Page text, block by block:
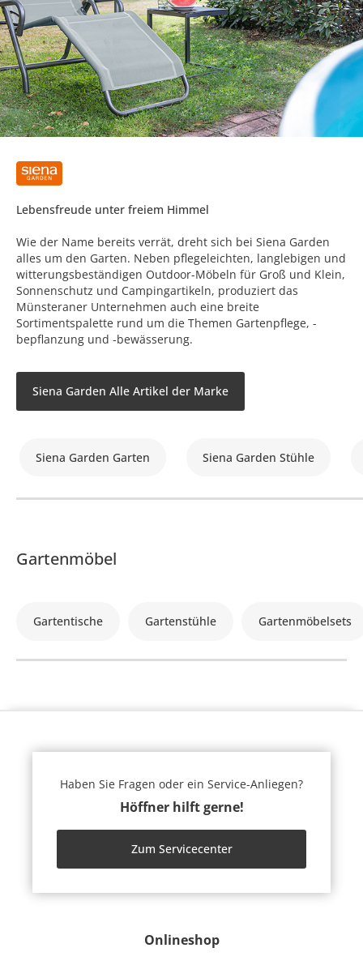
Lebensfreude unter freiem Himmel
Wie der Name bereits verrät, dreht sich bei Siena Garden
alles um den Garten. Neben pflegeleichten, langlebigen und
witterungsbeständigen Outdoor-Möbeln für Groß und Klein,
Sonnenschutz und Campingartikeln, produziert das
Münsteraner Unternehmen auch eine breite
Sortimentspalette rund um die Themen Gartenpflege, -
bepflanzung und -bewässerung.
Siena Garden Alle Artikel der Marke
Siena Garden Garten Siena Garden Stühle
Gartenmöbel
Gartentische Gartenstühle Gartenmöbelsets
Onlineshop
Haben Sie Fragen oder ein Service-Anliegen?
Höffner hilft gerne!
Zum Servicecenter